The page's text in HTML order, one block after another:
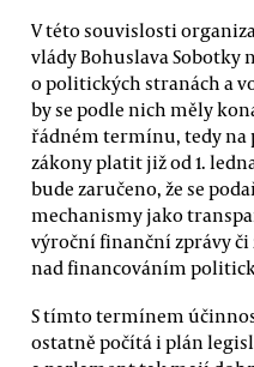
V této souvislosti
vlády Bohuslava Sobotky
o politických stranách a
by se podle nich měly
řádném termínu, tedy na
zákony platit již od 1.
bude zaručeno, že se
mechanismy jako
výroční finanční zprávy
nad financováním
S tímto termínem
ostatně počítá i plán